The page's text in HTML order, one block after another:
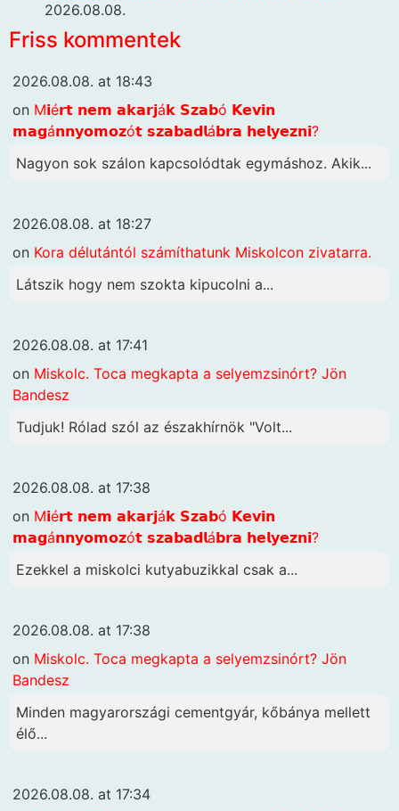
2026.08.08.
Friss kommentek
2026.08.08. at 18:43
on M𝗶é𝗿𝘁 𝗻𝗲𝗺 𝗮𝗸𝗮𝗿𝗷á𝗸 𝗦𝘇𝗮𝗯ó 𝗞𝗲𝘃𝗶𝗻
𝗺𝗮𝗴á𝗻𝗻𝘆𝗼𝗺𝗼𝘇ó𝘁 𝘀𝘇𝗮𝗯𝗮𝗱𝗹á𝗯𝗿𝗮 𝗵𝗲𝗹𝘆𝗲𝘇𝗻𝗶?
Nagyon sok szálon kapcsolódtak egymáshoz. Akik...
2026.08.08. at 18:27
on Kora délutántól számíthatunk Miskolcon zivatarra.
Látszik hogy nem szokta kipucolni a...
2026.08.08. at 17:41
on Miskolc. Toca megkapta a selyemzsinórt? Jön
Bandesz
Tudjuk! Rólad szól az északhírnök "Volt...
2026.08.08. at 17:38
on M𝗶é𝗿𝘁 𝗻𝗲𝗺 𝗮𝗸𝗮𝗿𝗷á𝗸 𝗦𝘇𝗮𝗯ó 𝗞𝗲𝘃𝗶𝗻
𝗺𝗮𝗴á𝗻𝗻𝘆𝗼𝗺𝗼𝘇ó𝘁 𝘀𝘇𝗮𝗯𝗮𝗱𝗹á𝗯𝗿𝗮 𝗵𝗲𝗹𝘆𝗲𝘇𝗻𝗶?
Ezekkel a miskolci kutyabuzikkal csak a...
2026.08.08. at 17:38
on Miskolc. Toca megkapta a selyemzsinórt? Jön
Bandesz
Minden magyarországi cementgyár, kőbánya mellett
élő...
2026.08.08. at 17:34